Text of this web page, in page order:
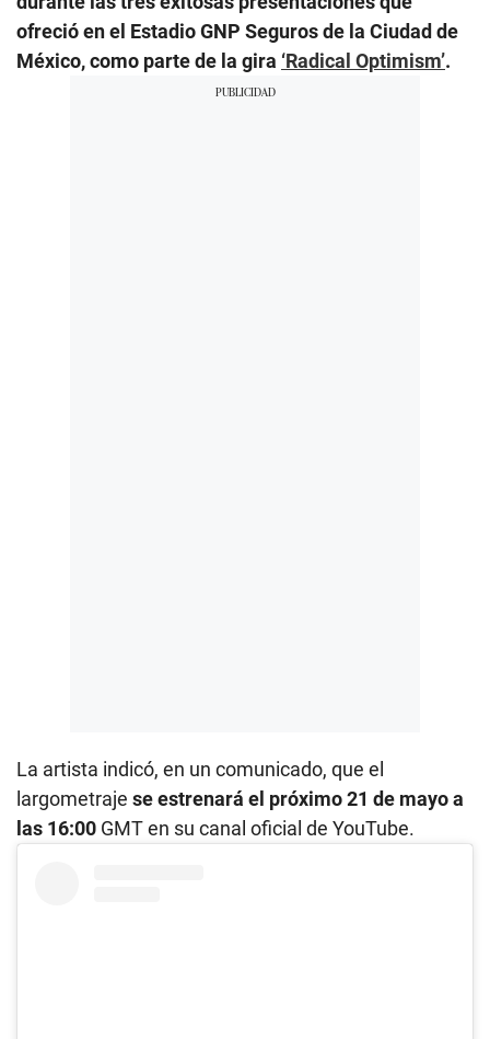
ofreció en el Estadio GNP Seguros de la Ciudad de
México, como parte de la gira ‘Radical Optimism’.
La artista indicó, en un comunicado, que el
largometraje se estrenará el próximo 21 de mayo a
las 16:00 GMT en su canal oficial de YouTube.